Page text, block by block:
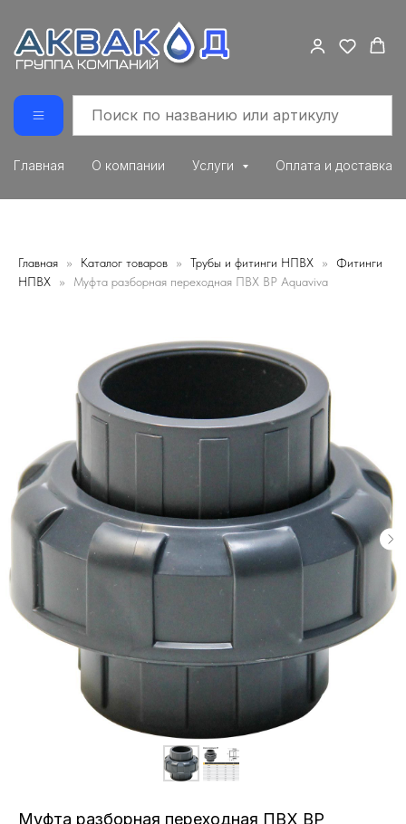
Главная О компании Услуги Оплата и доставка
Главная Каталог товаров Трубы и фитинги НПВХ
Фитинги
НПВХ
Муфта разборная переходная ПВХ ВР Aquaviva
Муфта разборная переходная ПВХ ВР